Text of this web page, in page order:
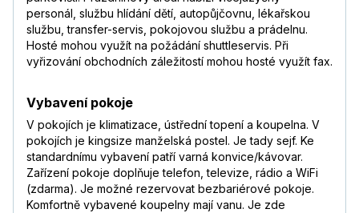
personál, službu hlídání dětí, autopůjčovnu, lékařskou
službu, transfer-servis, pokojovou službu a prádelnu.
Hosté mohou využít na požádání shuttleservis. Při
vyřizování obchodních záležitostí mohou hosté využít fax.
Vybavení pokoje
V pokojích je klimatizace, ústřední topení a koupelna. V
pokojích je kingsize manželská postel. Je tady sejf. Ke
standardnímu vybavení patří varná konvice/kávovar.
Zařízení pokoje doplňuje telefon, televize, rádio a WiFi
(zdarma). Je možné rezervovat bezbariérové pokoje.
Komfortně vybavené koupelny mají vanu. Je zde